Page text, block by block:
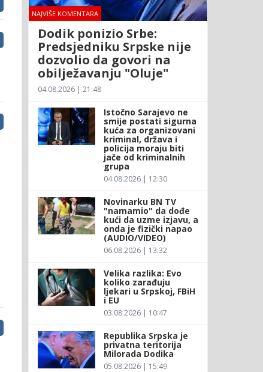
NAJVIŠE KOMENTARA
Dodik ponizio Srbe:
Predsjedniku Srpske nije
dozvolio da govori na
obilježavanju "Oluje"
04.08.2026 | 21:48
Istočno Sarajevo ne
smije postati sigurna
kuća za organizovani
kriminal, država i
policija moraju biti
jače od kriminalnih
grupa
04.08.2026 | 12:30
Novinarku BN TV
"namamio" da dođe
kući da uzme izjavu, a
onda je fizički napao
(AUDIO/VIDEO)
06.08.2026 | 13:32
Velika razlika: Evo
koliko zarađuju
ljekari u Srpskoj, FBiH
i EU
03.08.2026 | 10:47
Republika Srpska je
privatna teritorija
Milorada Dodika
05.08.2026 | 15:49